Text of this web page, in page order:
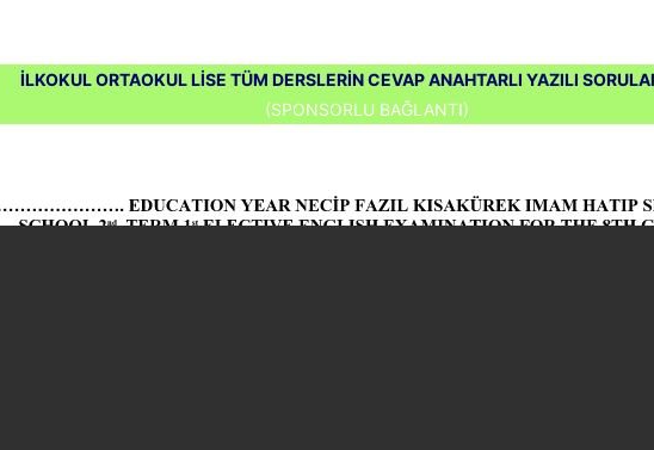
İLKOKUL ORTAOKUL LİSE TÜM DERSLERİN CEVAP ANAHTARLI YAZILI
(SPONSORLU BAĞLANTI)